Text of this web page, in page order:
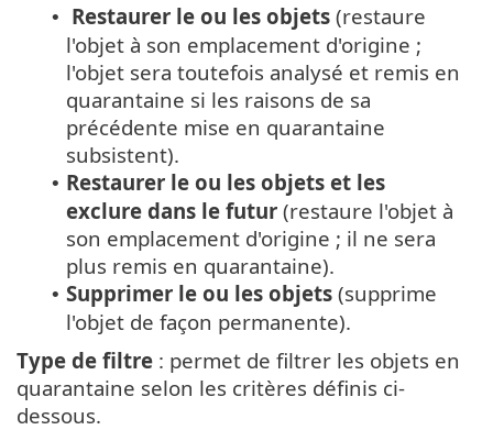
• Restaurer le ou les objets (restaure
l'objet à son emplacement d'origine ;
l'objet sera toutefois analysé et remis en
quarantaine si les raisons de sa
précédente mise en quarantaine
subsistent).
• Restaurer le ou les objets et les
exclure dans le futur (restaure l'objet à
son emplacement d'origine ; il ne sera
plus remis en quarantaine).
• Supprimer le ou les objets (supprime
l'objet de façon permanente).
Type de filtre : permet de filtrer les objets en
quarantaine selon les critères définis ci-
dessous.